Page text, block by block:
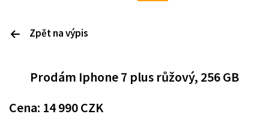
Zpět na výpis
Prodám Iphone 7 plus růžový, 256 GB
Cena: 14 990CZK